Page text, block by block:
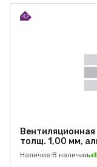
толщ. 1,00 мм,
Наличие:В наличии